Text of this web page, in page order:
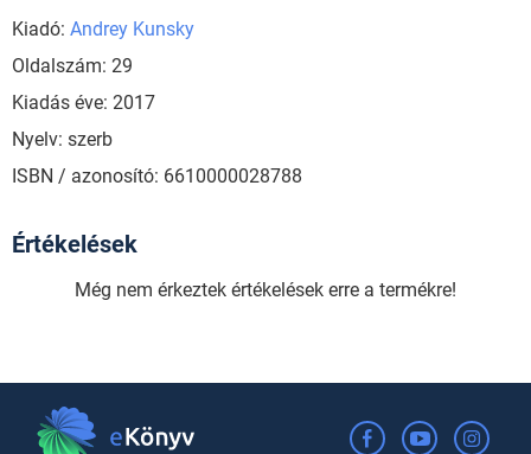
Kiadó: Andrey Kunsky
Oldalszám: 29
Kiadás éve: 2017
Nyelv: szerb
ISBN / azonosító: 6610000028788
Értékelések
Még nem érkeztek értékelések erre a termékre!